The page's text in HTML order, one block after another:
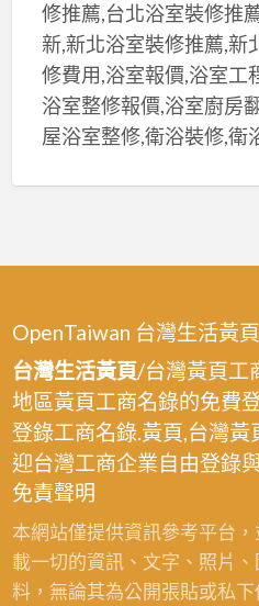
修推薦,台北浴室裝修推
新,新北浴室裝修推薦,新
修費用,浴室報價,浴室工
浴室整修報價,浴室廚房
屋浴室整修,衛浴裝修,衛
OpenTaiwan 台灣生活黃頁
台灣生活黃頁/台灣黃頁工
地區黃頁工商名錄的免費
登錄工商名錄.黃頁,台灣
迎台灣工商企業自由登錄
免責聲明
本網站僅提供資訊參考平台
載一切的資訊、文字、照片
料，無論其為公開張貼或私